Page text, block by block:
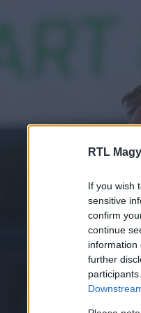
RTL
If you wish
sensitive
confirm
continue
information
further